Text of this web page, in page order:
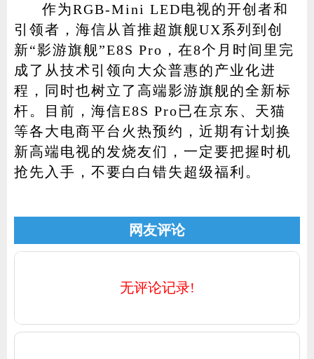
作为RGB-Mini LED电视的开创者和
引领者，海信从首推超旗舰UX系列到创
新“影游旗舰”E8S Pro，在8个月时间里完
成了从技术引领向大众普惠的产业化进
程，同时也树立了高端影游旗舰的全新标
杆。目前，海信E8S Pro已在京东、天猫
等各大电商平台火热预约，近期有计划换
新高端电视的发烧友们，一定要把握时机
抢先入手，不要白白错失超级福利。
网友评论
无评论记录!